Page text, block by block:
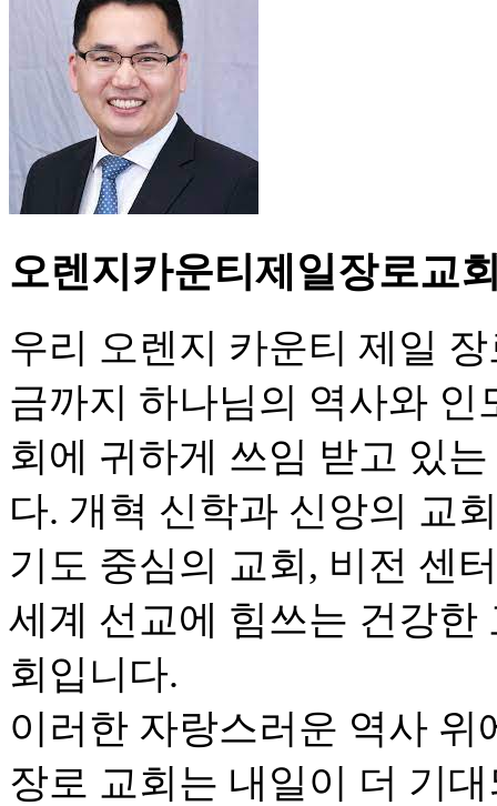
오렌지카운티제일장로교
우리 오렌지 카운티 제일
금까지 하나님의 역사와
회에 귀하게 쓰임 받고 있
다. 개혁 신학과 신앙의 교
기도 중심의 교회, 비전 센
세계 선교에 힘쓰는 건강한
회입니다.
이러한 자랑스러운 역사
장로 교회는 내일이 더 기